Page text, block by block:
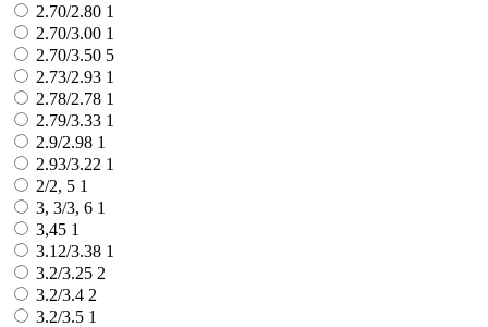
2.70/2.80 1
2.70/3.00 1
2.70/3.50 5
2.73/2.93 1
2.78/2.78 1
2.79/3.33 1
2.9/2.98 1
2.93/3.22 1
2/2, 5 1
3, 3/3, 6 1
3,45 1
3.12/3.38 1
3.2/3.25 2
3.2/3.4 2
3.2/3.5 1